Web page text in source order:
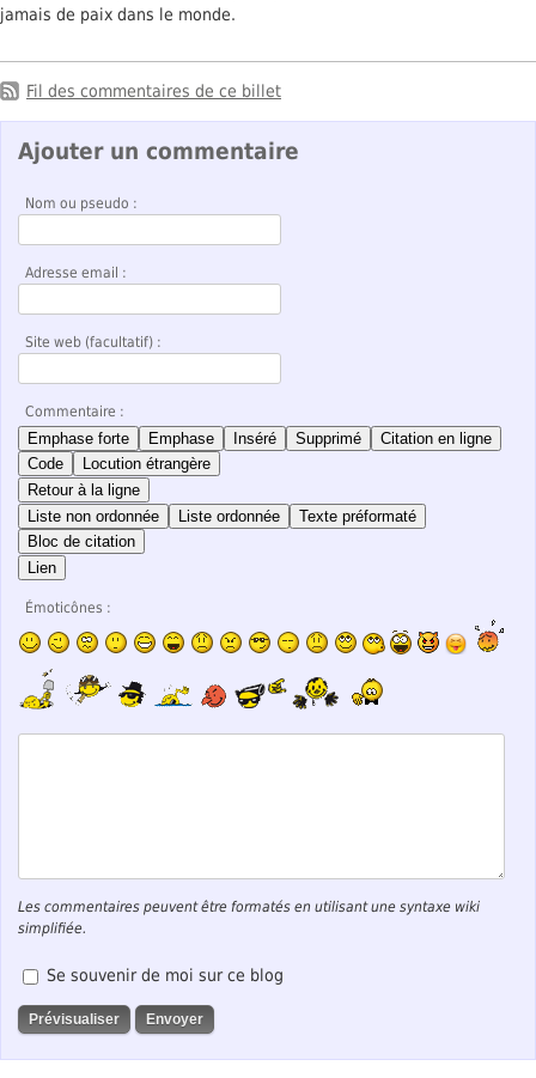
jamais de paix dans le monde.
Fil des commentaires de ce billet
Ajouter un commentaire
Nom ou pseudo :
Adresse email :
Site web (facultatif) :
Commentaire :
Emphase forte Emphase Inséré Supprimé
Citation en ligne
Code
Locution étrangère
Retour à la ligne
Liste non ordonnée
Liste ordonnée
Texte préformaté
Bloc de citation
Lien
Émoticônes :
Les commentaires peuvent être formatés en utilisant une syntaxe wiki
simplifiée.
Se souvenir de moi sur ce blog